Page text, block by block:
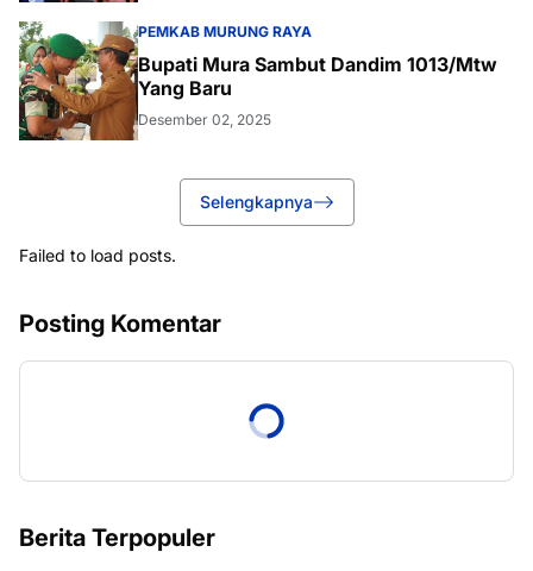
PEMKAB MURUNG RAYA
Bupati Mura Sambut Dandim 1013/Mtw
Yang Baru
Desember 02, 2025
Selengkapnya
Failed to load posts.
Posting Komentar
Berita Terpopuler